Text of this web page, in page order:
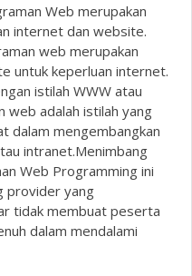
Web merupakan
internet dan website.
web merupakan
untuk keperluan internet.
istilah WWW atau
web adalah istilah yang
dalam mengembangkan
intranet.Menimbang
Web Programming ini
provider yang
tidak membuat peserta
dalam mendalami